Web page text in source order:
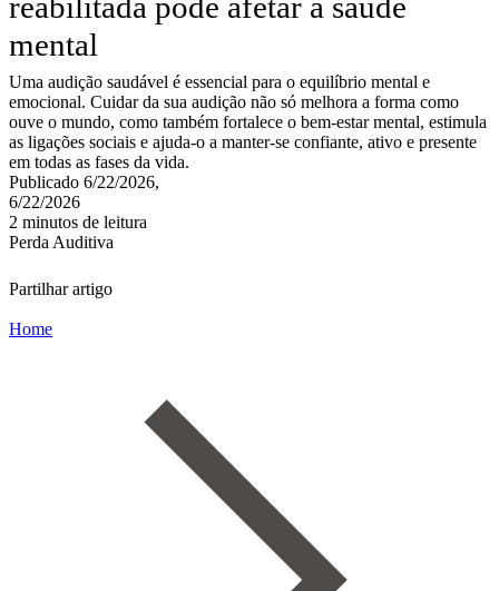
mental
Uma audição saudável é essencial para o equilíbrio mental e
emocional. Cuidar da sua audição não só melhora a forma como
ouve o mundo, como também fortalece o bem-estar mental, estimula
as ligações sociais e ajuda-o a manter-se confiante, ativo e presente
em todas as fases da vida.
Publicado 6/22/2026,
6/22/2026
2 minutos de leitura
Perda Auditiva
Partilhar artigo
Home